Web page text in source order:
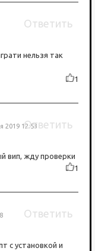
нельзя так
1
Ответить
2019 12:53
вип, жду проверки
1
Ответить
с установкой и
Ответить